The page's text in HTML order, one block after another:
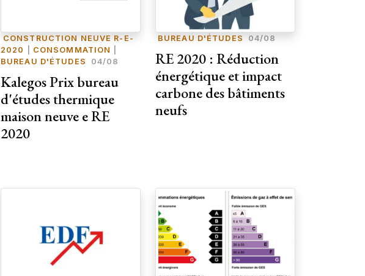
CONSTRUCTION NEUVE R-E-
2020
CONSOMMATION
BUREAU D'ÉTUDES
04/08
Kalegos Prix bureau
d'études thermique
maison neuve e RE
2020
BUREAU D'ÉTUDES 04/08
RE 2020 : Réduction
énergétique et impact
carbone des bâtiments
neufs